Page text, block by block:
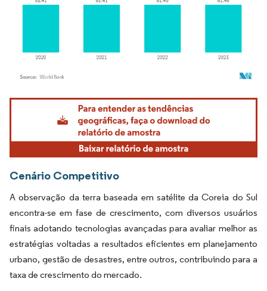
Imagem © Mordor Intelligence. O reuso requer atribuição conforme CC BY 4.0.
Cenário Competitivo
A observação da terra baseada em satélite da Coreia do Sul
encontra-se em fase de crescimento, com diversos usuários
finais adotando tecnologias avançadas para avaliar melhor as
estratégias voltadas a resultados eficientes em planejamento
urbano, gestão de desastres, entre outros, contribuindo para a
taxa de crescimento do mercado.